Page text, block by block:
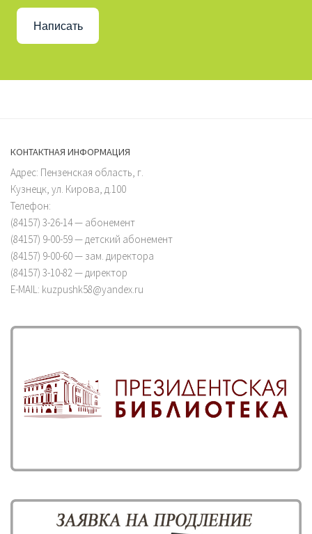
Написать
КОНТАКТНАЯ ИНФОРМАЦИЯ
Адрес: Пензенская область, г.
Кузнецк, ул. Кирова, д.100
Телефон:
(84157) 3-26-14 — абонемент
(84157) 9-00-59 — детский абонемент
(84157) 9-00-60 — зам. директора
(84157) 3-10-82 — директор
E-MAIL: kuzpushk58@yandex.ru